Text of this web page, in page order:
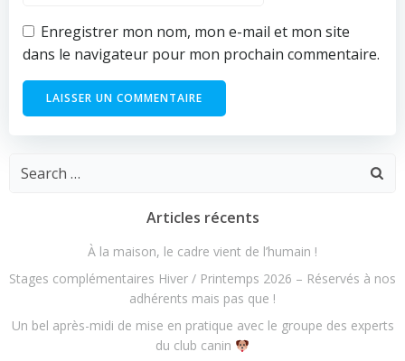
Enregistrer mon nom, mon e-mail et mon site
dans le navigateur pour mon prochain commentaire.
Search
Articles récents
À la maison, le cadre vient de l’humain !
Stages complémentaires Hiver / Printemps 2026 – Réservés à nos
adhérents mais pas que !
Un bel après-midi de mise en pratique avec le groupe des experts
du club canin